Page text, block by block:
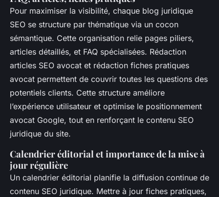
Pour maximiser la visibilité, chaque blog juridique
SEO se structure par thématique via un cocon
sémantique. Cette organisation relie pages piliers,
articles détaillés, et FAQ spécialisées. Rédaction
articles SEO avocat et rédaction fiches pratiques
avocat permettent de couvrir toutes les questions des
potentiels clients. Cette structure améliore
l’expérience utilisateur et optimise le positionnement
avocat Google, tout en renforçant le contenu SEO
juridique du site.
Calendrier éditorial et importance de la mise à
jour régulière
Un calendrier éditorial planifie la diffusion continue de
contenu SEO juridique. Mettre à jour fiches pratiques,